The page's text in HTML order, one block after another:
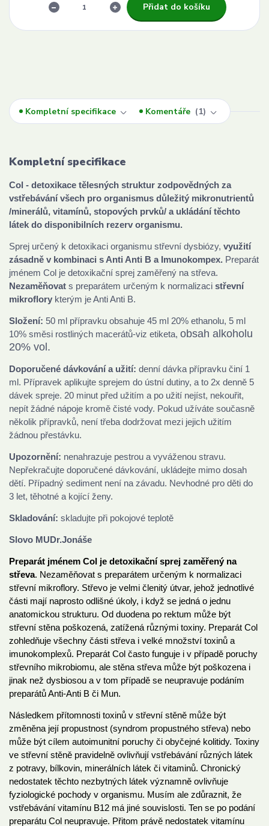
Přidat do košíku
Kompletní specifikace Komentáře 1
Kompletní specifikace
Col - detoxikace tělesných struktur zodpovědných za
vstřebávání všech pro organismus důležitý mikronutrientů
/minerálů, vitamínů, stopových prvků/ a ukládání těchto
látek do disponibilních rezerv organismu.
Sprej určený k detoxikaci organismu střevní dysbiózy, využití
zásadně v kombinaci s Anti Anti B a Imunokompex. Preparát
jménem Col je detoxikační sprej zaměřený na střeva.
Nezaměňovat s preparátem určeným k normalizaci střevní
mikroflory kterým je Anti Anti B.
Složení: 50 ml přípravku obsahuje 45 ml 20% ethanolu, 5 ml
10% směsi rostliných macerátů-viz etiketa, obsah alkoholu
20% vol.
Doporučené dávkování a užití: denní dávka přípravku činí 1
ml. Přípravek aplikujte sprejem do ústní dutiny, a to 2x denně 5
dávek spreje. 20 minut před užitím a po užití nejíst, nekouřit,
nepít žádné nápoje kromě čisté vody. Pokud užíváte současně
několik přípravků, není třeba dodržovat mezi jejich užitím
žádnou přestávku.
Upozornění: nenahrazuje pestrou a vyváženou stravu.
Nepřekračujte doporučené dávkování, ukládejte mimo dosah
dětí. Případný sediment není na závadu. Nevhodné pro děti do
3 let, těhotné a kojící ženy.
Skladování: skladujte při pokojové teplotě
Slovo MUDr.Jonáše
Preparát jménem Col je detoxikační sprej zaměřený na
střeva. Nezaměňovat s preparátem určeným k normalizaci
střevní mikroflory. Střevo je velmi členitý útvar, jehož jednotlivé
části mají naprosto odlišné úkoly, i když se jedná o jednu
anatomickou strukturu. Od duodena po rektum může být
střevní stěna poškozená, zatížená různými toxiny. Preparát Col
zohledňuje všechny části střeva i velké množství toxinů a
imunokomplexů. Preparát Col často funguje i v případě poruchy
střevního mikrobiomu, ale stěna střeva může být poškozena i
jinak než dysbiosou a v tom případě se neupravuje podáním
preparátů Anti-Anti B či Mun.
Následkem přítomnosti toxinů v střevní stěně může být
změněna její propustnost (syndrom propustného střeva) nebo
může být cílem autoimunitní poruchy či obyčejné kolitidy. Toxiny
ve střevní stěně pravidelně ovlivňují vstřebávání různých látek
z potravy, bílkovin, minerálních látek či vitaminů. Chronický
nedostatek těchto nezbytných látek významně ovlivňuje
fyziologické pochody v organismu. Musím ale zdůraznit, že
vstřebávání vitamínu B12 má jiné souvislosti. Ten se po podání
preparátu Col neupravuje. Přitom právě nedostatek vitamínu